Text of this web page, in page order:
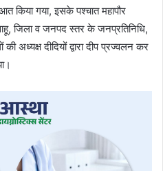
किया गया, इसके पश्चात महापौर
जिला व जनपद स्तर के जनप्रतिनिधि,
दीदियों द्वारा दीप प्रज्वलन कर